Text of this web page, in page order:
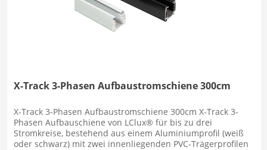
X-Track 3-Phasen Aufbaustromschiene 300cm
X-Track 3-Phasen Aufbaustromschiene 300cm X-Track 3-
Phasen Aufbauschiene von LClux® für bis zu drei
Stromkreise, bestehend aus einem Aluminiumprofil (weiß
oder schwarz) mit zwei innenliegenden PVC-Trägerprofilen